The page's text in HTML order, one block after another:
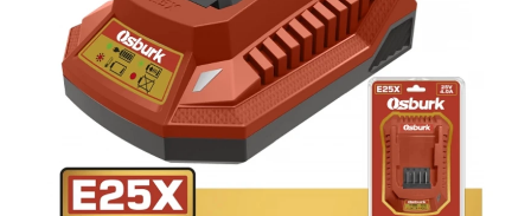
Tecnología
Deportes